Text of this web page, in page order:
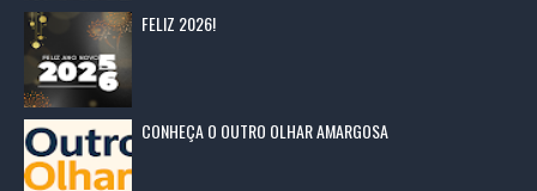
FELIZ 2026!
CONHEÇA O OUTRO OLHAR AMARGOSA